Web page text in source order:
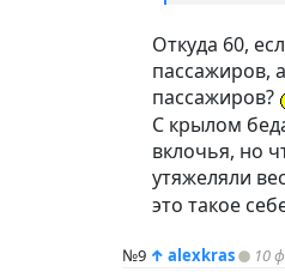
Откуда 60,
пассажиров,
пассажиров?
С крылом
вклочья, но
утяжеляли
это такое
№9 ↑ alexkras 10